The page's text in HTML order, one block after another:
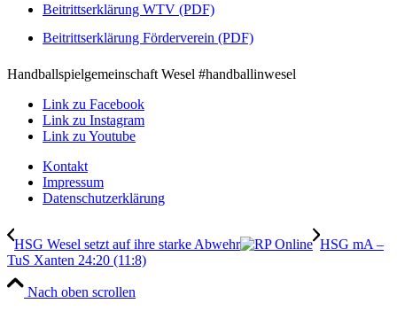
Beitrittserklärung WTV (PDF)
Beitrittserklärung Förderverein (PDF)
Handballspielgemeinschaft Wesel #handballinwesel
Link zu Facebook
Link zu Instagram
Link zu Youtube
Kontakt
Impressum
Datenschutzerklärung
HSG Wesel setzt auf ihre starke Abwehr
HSG mA –
TuS Xanten 24:20 (11:8)
Nach oben scrollen